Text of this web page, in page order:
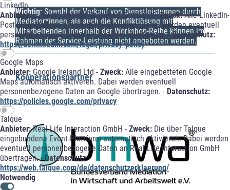
LinkedIn
Anbieter:LinkedIn Ireland Unlimited Company -Zweck:Alle LinkedIn-
Post-Einbettungen automatisch aktiveren. Dabei werden eventuell
personenbezogene Daten an LinkedIn übertragen. -Datenschutz:
https://de.linkedin.com/legal/privacy-policy
Google Maps
Anbieter: Google Ireland Ltd - Zweck: Alle eingebetteten Google
Maps automatisch aktiveren. Dabei werden eventuell
personenbezogene Daten an Google übertragen. - Datenschutz:
https://policies.google.com/privacy
Talque
Anbieter:Real Life Interaction GmbH - Zweck: Die über Talque
eingebundene Event-Plattform automatisch aktivieren. Dabei werden
eventuell personenbezogene Daten an Real Life Interaction GmbH
übertragen. -Datenschutz:
https://web.talque.com/de/datenschutzerklaerung/
Notwendig
Wichtig: Sowohl der Verkauf von Dienstleistungen durch
Mediator*innen, als auch die Konfliktlösung mit
Mitarbeitenden innerhalb der Workshop-Reihe können im
Rahmen der Service-Leistung nicht angeboten werden.
Kooperationspartner